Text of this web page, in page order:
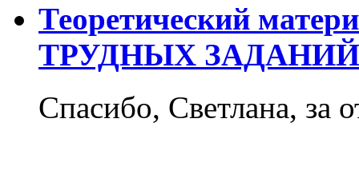
Теоретический
ТРУДНЫХ
Спасибо, Светлана, за